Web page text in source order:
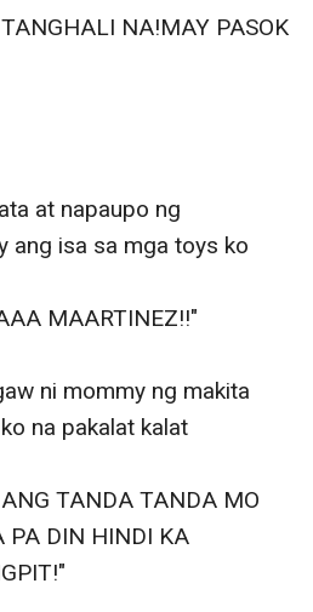
NA!MAY PASOK
at napaupo ng
ang isa sa mga toys ko
MAARTINEZ!!"
ni mommy ng makita
na pakalat kalat
TANDA TANDA MO
PA DIN HINDI KA